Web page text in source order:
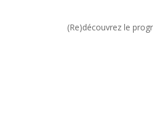
(Re)découvrez le